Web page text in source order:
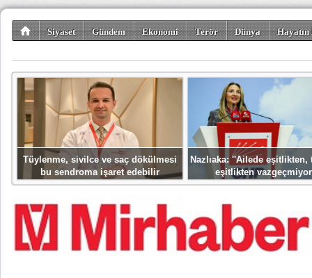
Siyaset Gündem Ekonomi Terör Dünya
Tüylenme, sivilce ve saç dökülmesi
bu sendroma işaret edebilir
Nazlıaka: ''Ailede eşitlikten,
eşitlikten